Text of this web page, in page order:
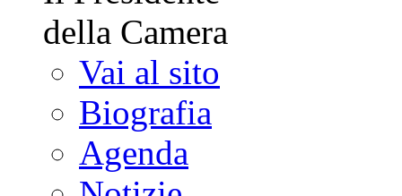
Amministrazione
Portale storico
WebTv
YouTube